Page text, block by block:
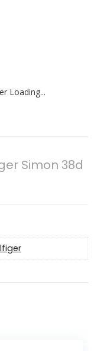
Loading...
Simon 38d